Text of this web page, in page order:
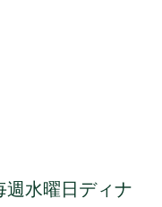
週水曜日ディナ